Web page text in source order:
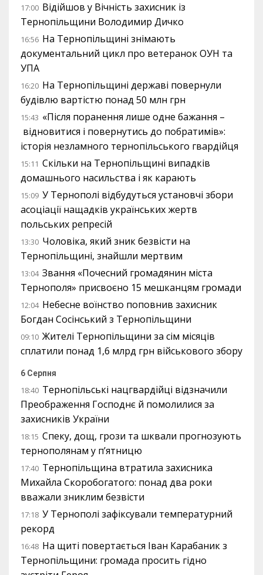
17:00 Відійшов у Вічність захисник із
Тернопільщини Володимир Дичко
16:56 На Тернопільщині знімають
документальний цикл про ветеранок ОУН та
УПА
16:20 На Тернопільщині державі повернули
будівлю вартістю понад 50 млн грн
15:43 «Після поранення лише одне бажання –
відновитися і повернутись до побратимів»:
історія незламного тернопільського гвардійця
15:11 Скільки на Тернопільщині випадків
домашнього насильства і як карають
15:09 У Тернополі відбудуться установчі збори
асоціації нащадків українських жертв
польських репресій
13:30 Чоловіка, який зник безвісти на
Тернопільщині, знайшли мертвим
13:04 Звання «Почесний громадянин міста
Тернополя» присвоєно 15 мешканцям громади
12:04 Небесне воїнство поповнив захисник
Богдан Сосінський з Тернопільщини
09:10 Жителі Тернопільщини за сім місяців
сплатили понад 1,6 млрд грн військового збору
6 Серпня
18:40 Тернопільські нацгвардійці відзначили
Преображення Господнє й помолилися за
захисників України
18:15 Спеку, дощ, грози та шквали прогнозують
тернополянам у п’ятницю
17:40 Тернопільщина втратила захисника
Михайла Скоробогатого: понад два роки
вважали зниклим безвісти
17:18 У Тернополі зафіксували температурний
рекорд
16:48 На щиті повертається Іван Карабаник з
Тернопільщини: громада просить гідно